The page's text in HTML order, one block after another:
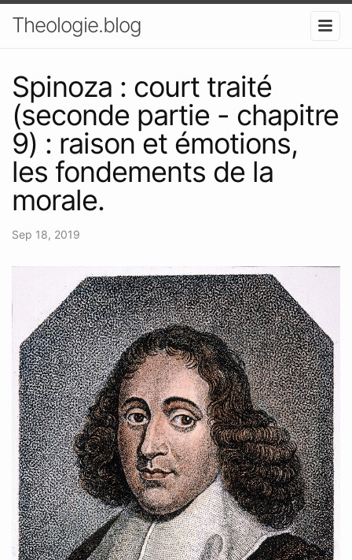
Theologie.blog
Spinoza : court traité
(seconde partie - chapitre
9) : raison et émotions,
les fondements de la
morale.
Sep 18, 2019